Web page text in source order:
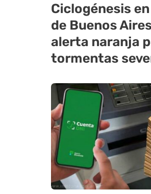
Ciclogénesis
de Buenos
alerta naranja
tormentas